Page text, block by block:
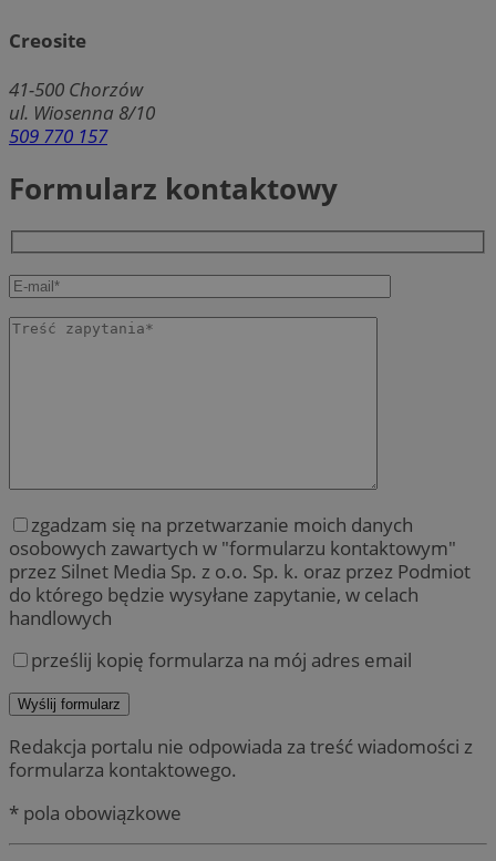
Creosite
41-500 Chorzów
ul. Wiosenna 8/10
509 770 157
Formularz kontaktowy
zgadzam się na przetwarzanie moich danych
osobowych zawartych w "formularzu kontaktowym"
przez Silnet Media Sp. z o.o. Sp. k. oraz przez Podmiot
do którego będzie wysyłane zapytanie, w celach
handlowych
prześlij kopię formularza na mój adres email
Redakcja portalu nie odpowiada za treść wiadomości z
formularza kontaktowego.
* pola obowiązkowe